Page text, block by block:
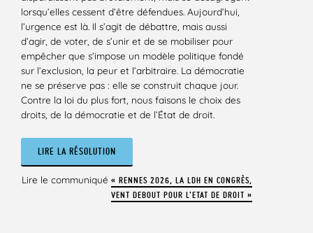
lorsqu’elles cessent d’être défendues. Aujourd’hui,
l’urgence est là. Il s’agit de débattre, mais aussi
d’agir, de voter, de s’unir et de se mobiliser pour
empêcher que s’impose un modèle politique fondé
sur l’exclusion, la peur et l’arbitraire. La démocratie
ne se préserve pas : elle se construit chaque jour.
Contre la loi du plus fort, nous faisons le choix des
droits, de la démocratie et de l’État de droit.
LIRE LA RÉSOLUTION
Lire le communiqué« RENNES 2026, LA LDH EN CONGRÈS,
VENT DEBOUT POUR L’ETAT DE DROIT »